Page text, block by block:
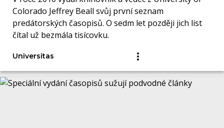
Colorado Jeffrey Beall svůj první seznam
predátorských časopisů. O sedm let později jich list
čítal už bezmála tisícovku.
Universitas